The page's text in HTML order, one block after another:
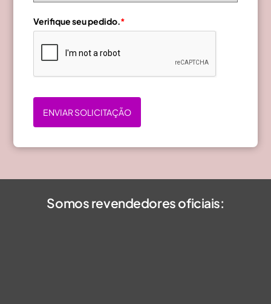
Verifique seu pedido.*
ENVIAR SOLICITAÇÃO
Somos revendedores oficiais: